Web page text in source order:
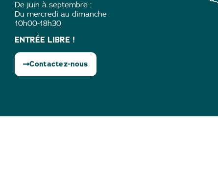
De juin à septembre :
Du mercredi au dimanche
10h00-18h30
ENTRÉE LIBRE !
Contactez-nous